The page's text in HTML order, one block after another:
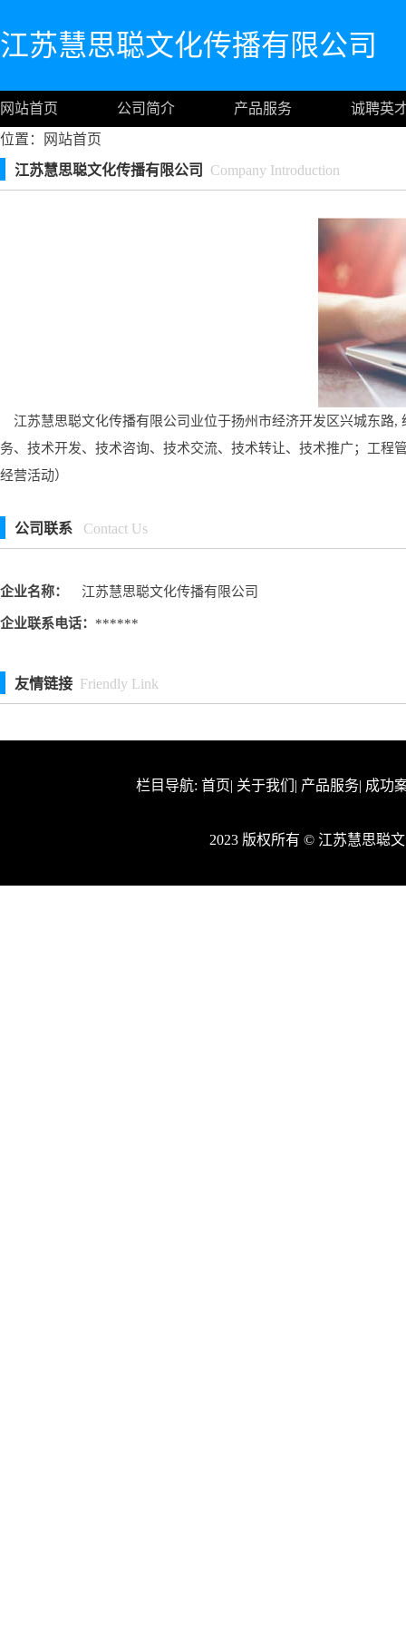
江苏慧思聪文化传播有限公司
网站首页 公司简介 产品服务
诚聘英
位置：
网站首页
江苏慧思聪文化传播有限公司
Company Introduction
江苏慧思聪文化传播有限公司业位于扬州市经济开发区兴城东路,
务、技术开发、技术咨询、技术交流、技术转让、技术推广；工
经营活动）
公司联系 Contact Us
企业名称： 江苏慧思聪文化传播有限公司
企业联系电话： ******
友情链接 Friendly Link
栏目导航: 首页| 关于我们 | 产品服务| 成功
2023 版权所有 © 江苏慧思聪